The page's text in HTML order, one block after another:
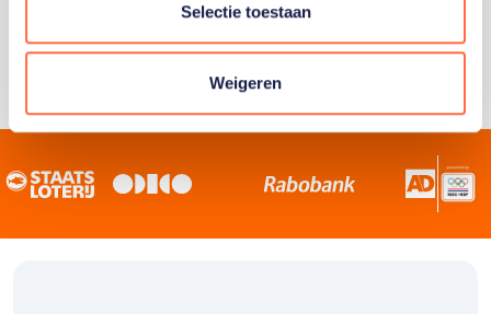
Selectie toestaan
Weigeren